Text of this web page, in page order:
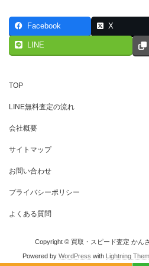
Facebook X
LINE
TOP
LINE無料査定の流れ
会社概要
サイトマップ
お問い合わせ
プライバシーポリシー
よくある質問
Copyright © 買取・スピード査定 かん
Powered by WordPress with Lightning